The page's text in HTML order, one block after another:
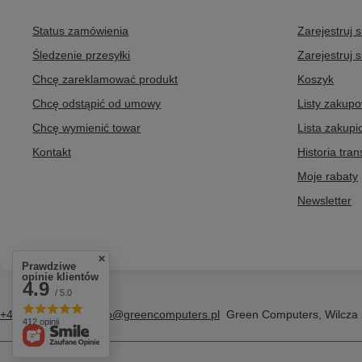
Status zamówienia
Śledzenie przesyłki
Chcę zareklamować produkt
Chcę odstąpić od umowy
Chcę wymienić towar
Kontakt
Zarejestruj
Zarejestruj
Koszyk
Listy
Lista
Historia
Moje rabaty
Newsletter
+48 796 758 658 info@greencomputers.pl Green Computers, Wilcza
Prawdziwe
opinie klientów
4.9 / 5.0
412 opinii